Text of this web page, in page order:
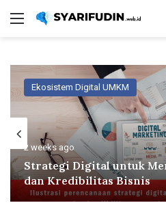
Menu
Ekosistem Digital UMKM
2 weeks ago
Strategi Digital untuk
dan Kredibilitas Bisnis